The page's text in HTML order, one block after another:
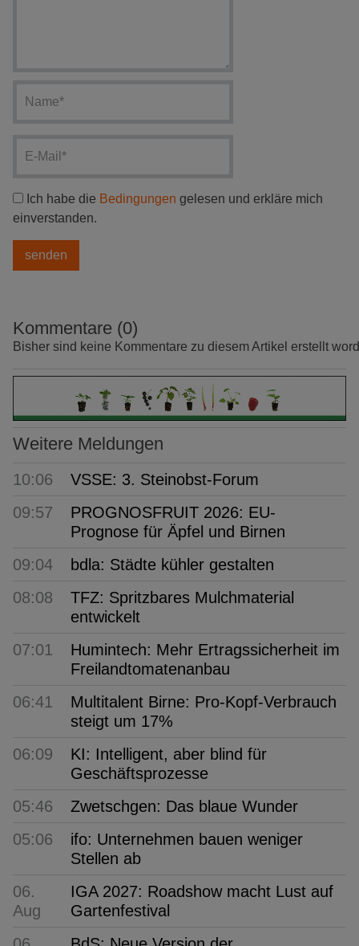
Ich habe die Bedingungen gelesen und erkläre mich
einverstanden.
Kommentare (0)
Bisher sind keine Kommentare zu diesem Artikel erstellt
Weitere Meldungen
10:06
VSSE: 3. Steinobst-Forum
09:57
PROGNOSFRUIT 2026: EU-
Prognose für Äpfel und Birnen
09:04
bdla: Städte kühler gestalten
08:08
TFZ: Spritzbares Mulchmaterial
entwickelt
07:01
Humintech: Mehr Ertragssicherheit im
Freilandtomatenanbau
06:41
Multitalent Birne: Pro-Kopf-Verbrauch
steigt um 17%
06:09
KI: Intelligent, aber blind für
Geschäftsprozesse
05:46
Zwetschgen: Das blaue Wunder
05:06
ifo: Unternehmen bauen weniger
Stellen ab
06.
Aug
IGA 2027: Roadshow macht Lust auf
Gartenfestival